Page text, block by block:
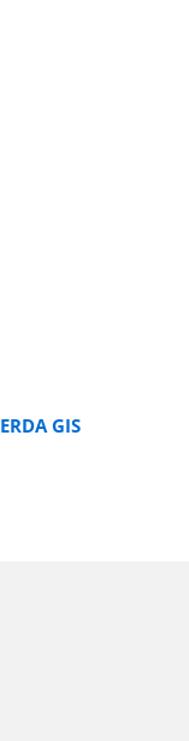
ERDA GIS